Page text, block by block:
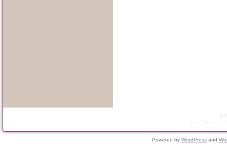
Powered byWordPress and